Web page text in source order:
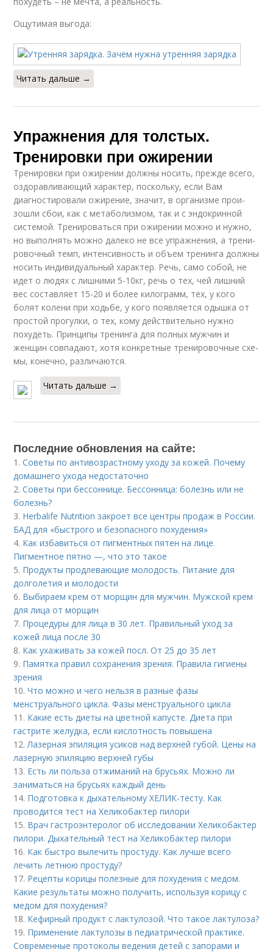
Ощутимая выгода:
Читать дальше →
Упражнения для толстых.
Тренировки при ожирении
Тренировки при ожирении должны носить, прежде всего,
оздоравливающий ха­рак­тер, поскольку, если Вам
диагностировали ожирение, значит, в организме про­и­
зош­ли сбои, как с метаболизмом, так и с эндокринной
системой. Тренироваться при ожи­ре­нии мож­но и нужно,
но выполнять можно далеко не все упражнения, а тре­ни­
ро­воч­ный темп, интенсивность и объем тренинга должны
носить индивидуальный ха­рак­тер. Речь, са­мо со­бой, не
идет о людях с лишними 5-10кг, речь о тех, чей лишний
вес сос­тав­ля­ет 15-20 и бо­лее килограмм, тех, у кого
болят колени при ходьбе, у кого по­яв­ля­ет­ся одыш­ка от
простой прогулки, о тех, кому действительно нужно
похудеть. Прин­ци­пы тре­нин­га для полных мужчин и
женщин совпадают, хотя конкретные тре­ни­ро­воч­ные схе­
мы, ко­неч­но, раз­ли­ча­ют­ся.
Читать дальше →
Последние обновления на сайте:
1.Советы по антивозрастному уходу за кожей. Почему
домашнего ухода недостаточно
2.Советы при бессоннице. Бессонница: болезнь или не
болезнь?
3. Herbalife Nutrition закроет все центры продаж в России.
БАД для «быстрого и безопасного похудения»
4. Как избавиться от пигментных пятен на лице.
Пигментное пятно —, что это такое
5. Продукты продлевающие молодость. Питание для
долголетия и молодости
6. Выбираем крем от морщин для мужчин. Мужской крем
для лица от морщин
7. Процедуры для лица в 30 лет. Правильный уход за
кожей лица после 30
8. Как ухаживать за кожей посл. От 25 до 35 лет
9. Памятка правил сохранения зрения. Правила гигиены
зрения
10.Что можно и чего нельзя в разные фазы
менструального цикла. Фазы менструального цикла
11. Какие есть диеты на цветной капусте. Диета при
гастрите желудка, если кислотность повышена
12. Лазерная эпиляция усиков над верхней губой. Цены на
лазерную эпиляцию верхней губы
13. Есть ли польза отжиманий на брусьях. Можно ли
заниматься на брусьях каждый день
14. Подготовка к дыхательному ХЕЛИК-тесту. Как
проводится тест на Хеликобактер пилори
15. Врач гастроэнтеролог об исследовании Хеликобактер
пилори. Дыхательный тест на Хеликобактер пилори
16. Как быстро вылечить простуду. Как лучше всего
лечить летнюю простуду?
17. Рецепты корицы полезные для похудения с медом.
Какие результаты можно получить, используя корицу с
медом для похудения?
18. Кефирный продукт с лактулозой. Что такое лактулоза?
19. Применение лактулозы в педиатрической практике.
Современные протоколы ведения детей с запорами и